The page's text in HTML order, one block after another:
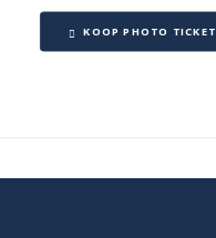
KOOP PHOTO TICKET